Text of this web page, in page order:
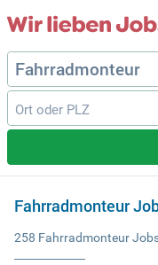
Fahrradmonteur
258 Fahrradmonteur